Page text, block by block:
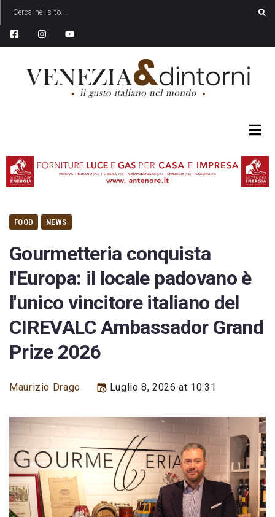
FOOD NEWS
Gourmetteria conquista
l'Europa: il locale padovano è
l'unico vincitore italiano del
CIREVALC Ambassador Grand
Prize 2026
Maurizio Drago Luglio 8, 2026 at 10:31